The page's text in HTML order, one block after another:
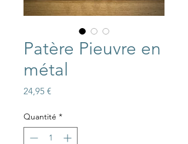
Patère Pieuvre en
métal
24,95 €Prix
Quantité *